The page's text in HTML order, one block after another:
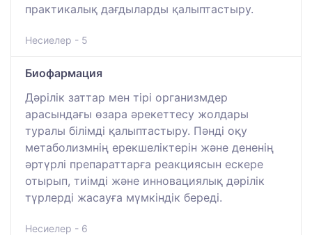
практикалық дағдыларды қалыптастыру.
Несиелер - 5
Биофармация
Дәрілік заттар мен тірі организмдер
арасындағы өзара әрекеттесу жолдары
туралы білімді қалыптастыру. Пәнді оқу
метаболизмнің ерекшеліктерін және дененің
әртүрлі препараттарға реакциясын ескере
отырып, тиімді және инновациялық дәрілік
түрлерді жасауға мүмкіндік береді.
Несиелер - 6